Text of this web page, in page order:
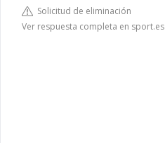
Solicitud de eliminación
Ver respuesta completa en sport.es